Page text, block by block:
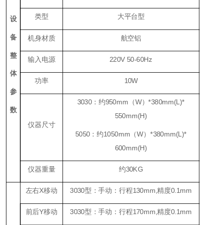
设
备
整
体
参
数
类型 大平台型
机身材质 航空铝
输入电源 220V 50-60Hz
功率 10W
仪器尺寸
3030：约950mm（W）*380mm(L)*
550mm(H)
5050：约1050mm（W）*380mm(L)*
600mm(H)
仪器重量 约30KG
左右X移动 3030型：手动：行程130mm,精度0.1mm
前后Y移动 3030型：手动：行程170mm,精度0.1mm